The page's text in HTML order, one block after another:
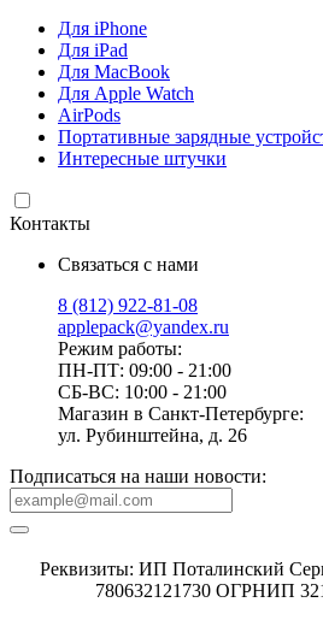
Для iPhone
Для iPad
Для MacBook
Для Apple Watch
AirPods
Портативные зарядные
Интересные штучки
Контакты
Связаться с нами
8 (812) 922-81-08
applepack@yandex.ru
Режим работы:
ПН-ПТ: 09:00 - 21:00
СБ-ВС: 10:00 - 21:00
Магазин в Санкт-Петербурге:
ул. Рубинштейна, д. 26
Подписаться на наши новости:
Реквизиты: ИП Поталинский
780632121730 ОГРНИП